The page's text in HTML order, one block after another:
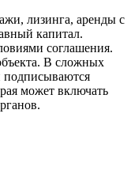
лизинга, аренды с
капитал.
соглашения.
В сложных
подписываются
может включать